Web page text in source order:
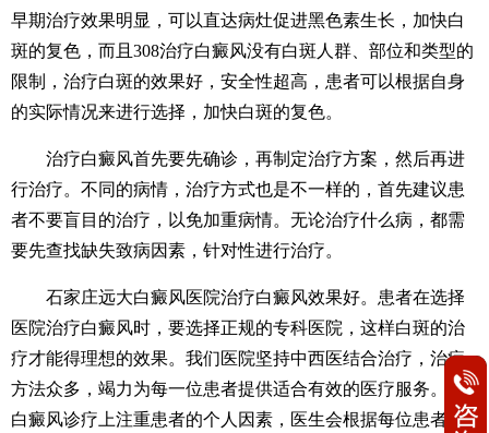
早期治疗效果明显，可以直达病灶促进黑色素生长，加快白
斑的复色，而且308治疗白癜风没有白斑人群、部位和类型的
限制，治疗白斑的效果好，安全性超高，患者可以根据自身
的实际情况来进行选择，加快白斑的复色。
治疗白癜风首先要先确诊，再制定治疗方案，然后再进
行治疗。不同的病情，治疗方式也是不一样的，首先建议患
者不要盲目的治疗，以免加重病情。无论治疗什么病，都需
要先查找缺失致病因素，针对性进行治疗。
石家庄远大白癜风医院治疗白癜风效果好。患者在选择
医院治疗白癜风时，要选择正规的专科医院，这样白斑的治
疗才能得理想的效果。我们医院坚持中西医结合治疗，治疗
方法众多，竭力为每一位患者提供适合有效的医疗服务。在
白癜风诊疗上注重患者的个人因素，医生会根据每位患者的